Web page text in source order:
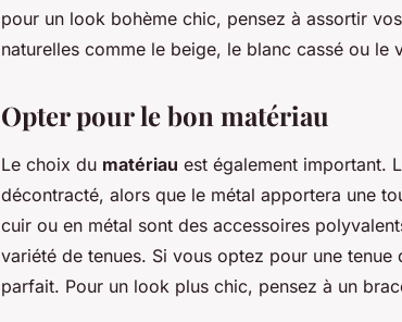
pour un look bohème chic, pensez à assortir
naturelles comme le beige, le blanc cassé ou le
Opter pour le bon matériau
Le choix du matériau est également important.
décontracté, alors que le métal apportera une
cuir ou en métal sont des accessoires
variété de tenues. Si vous optez pour une
parfait. Pour un look plus chic, pensez à un